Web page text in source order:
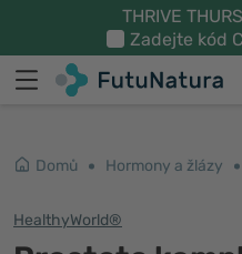
THRIVE
Zadejte kód
Domů Hormony a žlázy
HealthyWorld®